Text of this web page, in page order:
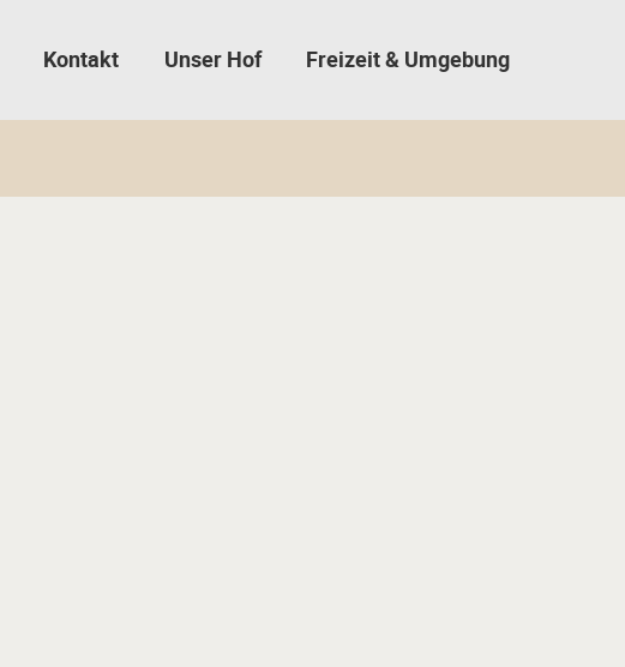
Kontakt Unser Hof Freizeit & Umgebung